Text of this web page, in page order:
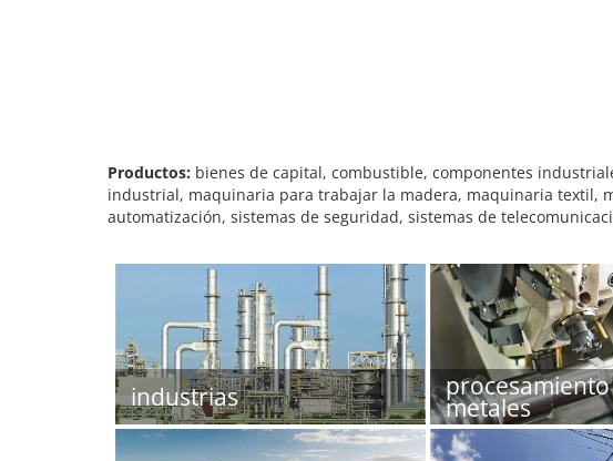
Productos: bienes de capital, combustible, componentes
industrial, maquinaria para trabajar la madera, maquinaria textil,
automatización, sistemas de seguridad, sistemas de
industrias metales